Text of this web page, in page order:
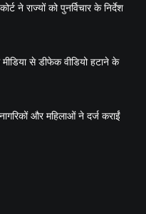
ने राज्यों को पुनर्विचार के निर्देश
से डीफेक वीडियो हटाने के
और महिलाओं ने दर्ज कराईं